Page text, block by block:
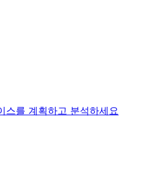
스를 계획하고 분석하세요